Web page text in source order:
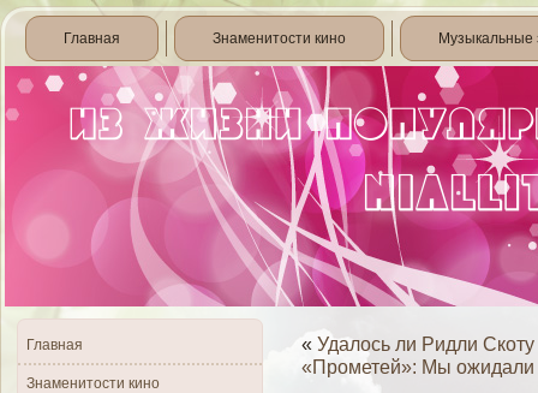
Главная Знаменитости кино Музыкальные
Главная
Знаменитости кино
« Удалось ли Ридли
«Прометей»: Мы ожидали